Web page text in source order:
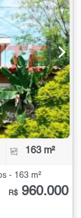
163 m²
- 163 m²
R$ 960.000